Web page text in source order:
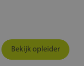
Bekijk opleider